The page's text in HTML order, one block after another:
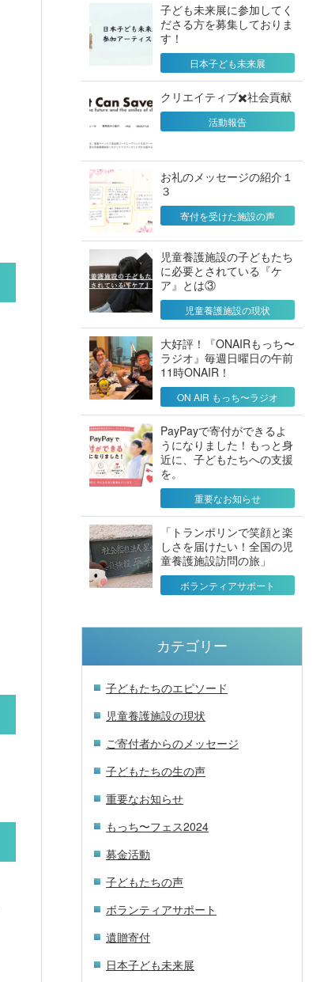
子ども未来展に参加してく
ださる方を募集しておりま
す！
日本子ども未来展
クリエイティブ✖️社会貢献
活動報告
お礼のメッセージの紹介１
３
寄付を受けた施設の声
児童養護施設の子どもたち
に必要とされている『ケ
ア』とは③
児童養護施設の現状
大好評！『ONAIRもっち〜
ラジオ』毎週日曜日の午前
11時ONAIR！
ON AIR もっち〜ラジオ
PayPayで寄付ができるよ
うになりました！もっと身
近に、子どもたちへの支援
を。
重要なお知らせ
「トランポリンで笑顔と楽
しさを届けたい！全国の児
童養護施設訪問の旅」
ボランティアサポート
カテゴリー
子どもたちのエピソード
児童養護施設の現状
ご寄付者からのメッセージ
子どもたちの生の声
重要なお知らせ
もっち〜フェス2024
募金活動
子どもたちの声
ボランティアサポート
遺贈寄付
日本子ども未来展